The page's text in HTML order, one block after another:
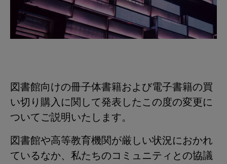
図書館向けの冊子体書籍および電子書籍の買
い切り購入に関して発表したこの度の変更に
ついてご説明いたします。
図書館や高等教育機関が厳しい状況におかれ
ているなか、私たちのコミュニティとの協議